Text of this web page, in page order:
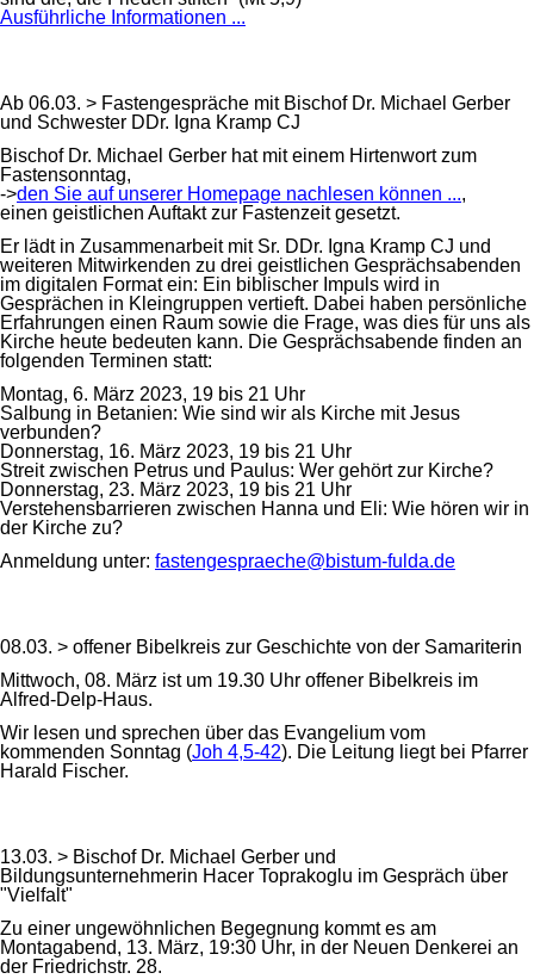
Ausführliche Informationen ...
Ab 06.03. > Fastengespräche mit Bischof Dr. Michael Gerber
und Schwester DDr. Igna Kramp CJ
Bischof Dr. Michael Gerber hat mit einem Hirtenwort zum
Fastensonntag,
->den Sie auf unserer Homepage nachlesen können ...,
einen geistlichen Auftakt zur Fastenzeit gesetzt.
Er lädt in Zusammenarbeit mit Sr. DDr. Igna Kramp CJ und
weiteren Mitwirkenden zu drei geistlichen Gesprächsabenden
im digitalen Format ein: Ein biblischer Impuls wird in
Gesprächen in Kleingruppen vertieft. Dabei haben persönliche
Erfahrungen einen Raum sowie die Frage, was dies für uns als
Kirche heute bedeuten kann. Die Gesprächsabende finden an
folgenden Terminen statt:
Montag, 6. März 2023, 19 bis 21 Uhr
Salbung in Betanien: Wie sind wir als Kirche mit Jesus
verbunden?
Donnerstag, 16. März 2023, 19 bis 21 Uhr
Streit zwischen Petrus und Paulus: Wer gehört zur Kirche?
Donnerstag, 23. März 2023, 19 bis 21 Uhr
Verstehensbarrieren zwischen Hanna und Eli: Wie hören wir in
der Kirche zu?
Anmeldung unter: fastengespraeche@bistum-fulda.de
08.03. > offener Bibelkreis zur Geschichte von der Samariterin
Mittwoch, 08. März ist um 19.30 Uhr offener Bibelkreis im
Alfred-Delp-Haus.
Wir lesen und sprechen über das Evangelium vom
kommenden Sonntag (Joh 4,5-42). Die Leitung liegt bei Pfarrer
Harald Fischer.
13.03. > Bischof Dr. Michael Gerber und
Bildungsunternehmerin Hacer Toprakoglu im Gespräch über
"Vielfalt"
Zu einer ungewöhnlichen Begegnung kommt es am
Montagabend, 13. März, 19:30 Uhr, in der Neuen Denkerei an
der Friedrichstr. 28.